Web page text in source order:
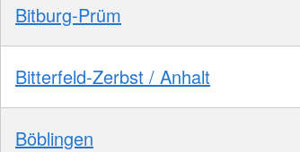
Bitburg-Prüm
Bitterfeld-Zerbst / Anhalt
Böblingen